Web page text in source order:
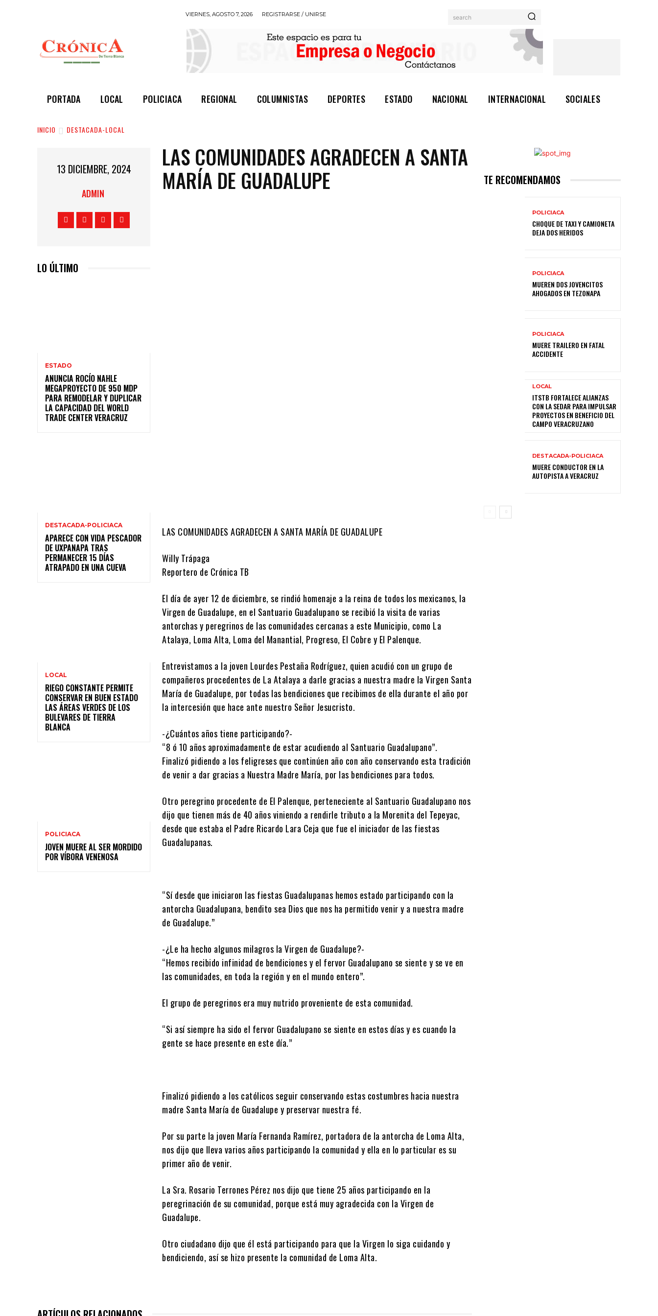
VIERNES, AGOSTO 7, 2026 REGISTRARSE / UNIRSE search
PORTADA LOCAL POLICIACA REGIONAL COLUMNISTAS DEPORTES ESTADO NACIONAL INTERNACIONAL SOCIALES
INICIO DESTACADA-LOCAL
13 DICIEMBRE, 2024
ADMIN
LO ÚLTIMO
ESTADO
ANUNCIA ROCÍO NAHLE
MEGAPROYECTO DE 950 MDP
PARA REMODELAR Y DUPLICAR
LA CAPACIDAD DEL WORLD
TRADE CENTER VERACRUZ
DESTACADA-POLICIACA
APARECE CON VIDA PESCADOR
DE UXPANAPA TRAS
PERMANECER 15 DÍAS
ATRAPADO EN UNA CUEVA
LOCAL
RIEGO CONSTANTE PERMITE
CONSERVAR EN BUEN ESTADO
LAS ÁREAS VERDES DE LOS
BULEVARES DE TIERRA
BLANCA
POLICIACA
JOVEN MUERE AL SER MORDIDO
POR VÍBORA VENENOSA
LAS COMUNIDADES AGRADECEN A SANTA
MARÍA DE GUADALUPE
LAS COMUNIDADES AGRADECEN A SANTA MARÍA DE GUADALUPE
Willy Trápaga
Reportero de Crónica TB
El día de ayer 12 de diciembre, se rindió homenaje a la reina de todos los mexicanos, la
Virgen de Guadalupe, en el Santuario Guadalupano se recibió la visita de varias
antorchas y peregrinos de las comunidades cercanas a este Municipio, como La
Atalaya, Loma Alta, Loma del Manantial, Progreso, El Cobre y El Palenque.
Entrevistamos a la joven Lourdes Pestaña Rodríguez, quien acudió con un grupo de
compañeros procedentes de La Atalaya a darle gracias a nuestra madre la Virgen Santa
María de Guadalupe, por todas las bendiciones que recibimos de ella durante el año por
la intercesión que hace ante nuestro Señor Jesucristo.
-¿Cuántos años tiene participando?-
“8 ó 10 años aproximadamente de estar acudiendo al Santuario Guadalupano”.
Finalizó pidiendo a los feligreses que continúen año con año conservando esta tradición
de venir a dar gracias a Nuestra Madre María, por las bendiciones para todos.
Otro peregrino procedente de El Palenque, perteneciente al Santuario Guadalupano nos
dijo que tienen más de 40 años viniendo a rendirle tributo a la Morenita del Tepeyac,
desde que estaba el Padre Ricardo Lara Ceja que fue el iniciador de las fiestas
Guadalupanas.
“Sí desde que iniciaron las fiestas Guadalupanas hemos estado participando con la
antorcha Guadalupana, bendito sea Dios que nos ha permitido venir y a nuestra madre
de Guadalupe.”
-¿Le ha hecho algunos milagros la Virgen de Guadalupe?-
“Hemos recibido infinidad de bendiciones y el fervor Guadalupano se siente y se ve en
las comunidades, en toda la región y en el mundo entero”.
El grupo de peregrinos era muy nutrido proveniente de esta comunidad.
“Si así siempre ha sido el fervor Guadalupano se siente en estos días y es cuando la
gente se hace presente en este día.”
Finalizó pidiendo a los católicos seguir conservando estas costumbres hacia nuestra
madre Santa María de Guadalupe y preservar nuestra fé.
Por su parte la joven María Fernanda Ramírez, portadora de la antorcha de Loma Alta,
nos dijo que lleva varios años participando la comunidad y ella en lo particular es su
primer año de venir.
La Sra. Rosario Terrones Pérez nos dijo que tiene 25 años participando en la
peregrinación de su comunidad, porque está muy agradecida con la Virgen de
Guadalupe.
Otro ciudadano dijo que él está participando para que la Virgen lo siga cuidando y
bendiciendo, así se hizo presente la comunidad de Loma Alta.
TE RECOMENDAMOS
POLICIACA
CHOQUE DE TAXI Y CAMIONETA
DEJA DOS HERIDOS
POLICIACA
MUEREN DOS JOVENCITOS
AHOGADOS EN TEZONAPA
POLICIACA
MUERE TRAILERO EN FATAL
ACCIDENTE
LOCAL
ITSTB FORTALECE ALIANZAS
CON LA SEDAR PARA IMPULSAR
PROYECTOS EN BENEFICIO DEL
CAMPO VERACRUZANO
DESTACADA-POLICIACA
MUERE CONDUCTOR EN LA
AUTOPISTA A VERACRUZ